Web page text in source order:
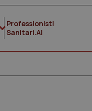
Professionisti
Sanitari.AI